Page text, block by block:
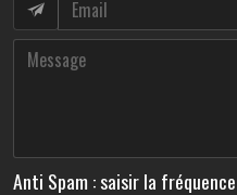
Anti Spam : saisir la